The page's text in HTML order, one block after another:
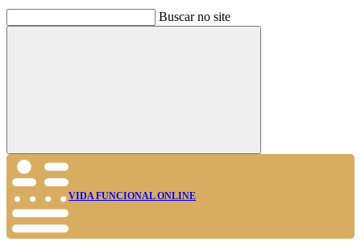
Buscar no site
Buscar
VIDA FUNCIONAL ONLINE